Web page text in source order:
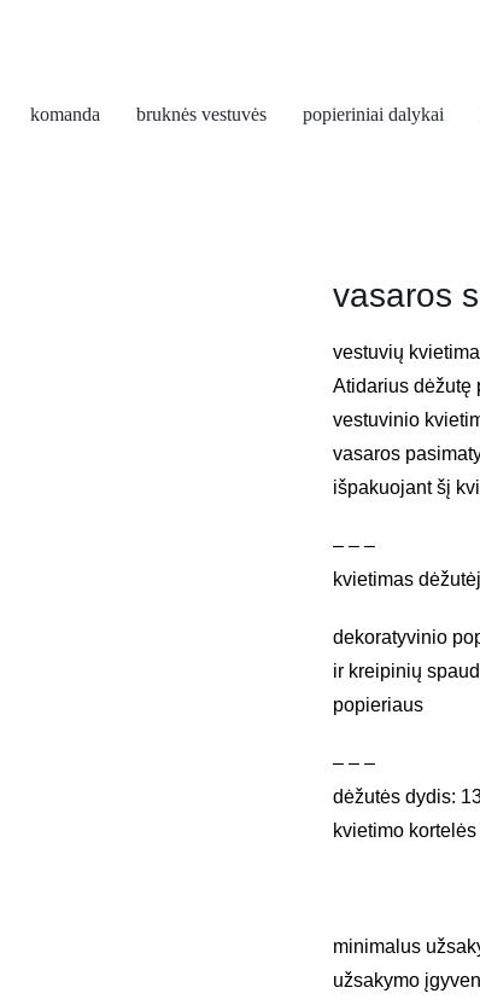
komanda
bruknės vestuvės popieriniai dalykai
vasaros
vestuvių
Atidarius dėžutę
vestuvinio
vasaros
išpakuojant šį
– – –
kvietimas
dekoratyvinio
ir kreipinių
popieriaus
– – –
dėžutės dydis:
kvietimo
minimalus
užsakymo